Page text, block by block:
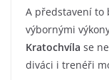
A představení to
výbornými
Kratochvíla se
diváci i trenéři